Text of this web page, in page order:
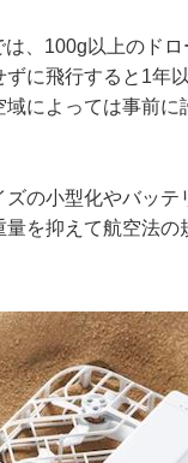
、100g以上のドロ
に飛行すると1年
によっては事前に
の小型化やバッテ
を抑えて航空法の